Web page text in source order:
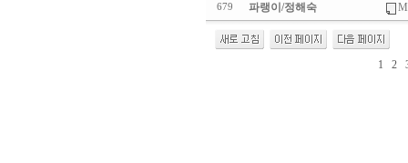
679 파랭이/정해숙
1 2